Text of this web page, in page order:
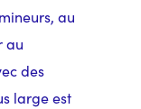
au
au
des
large est